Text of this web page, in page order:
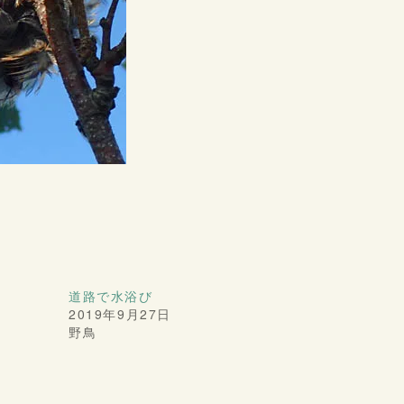
道路で水浴び
2019年9月27日
野鳥